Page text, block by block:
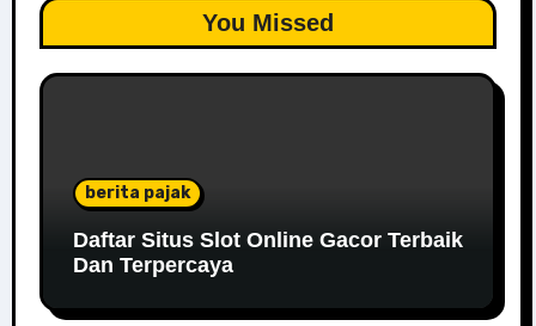
You Missed
berita pajak
Daftar Situs Slot Online Gacor Terbaik
Dan Terpercaya